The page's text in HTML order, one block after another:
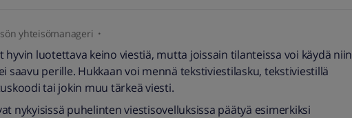
yhteisömanageri
hyvin luotettava keino viestiä, mutta joissain tilanteissa voi käydä niin
saavu perille. Hukkaan voi mennä tekstiviestilasku, tekstiviestillä
tai jokin muu tärkeä viesti.
nykyisissä puhelinten viestisovelluksissa päätyä esimerkiksi